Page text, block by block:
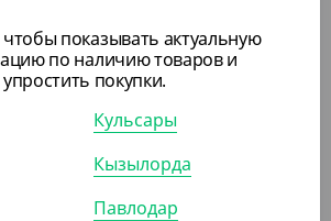
показывать актуальную
по наличию товаров и
упростить покупки.
Кульсары
Кызылорда
Павлодар